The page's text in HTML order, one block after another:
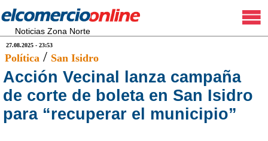
Noticias Zona Norte
27.08.2025 - 23:53
Política / San Isidro
Acción Vecinal lanza campaña
de corte de boleta en San Isidro
para “recuperar el municipio”